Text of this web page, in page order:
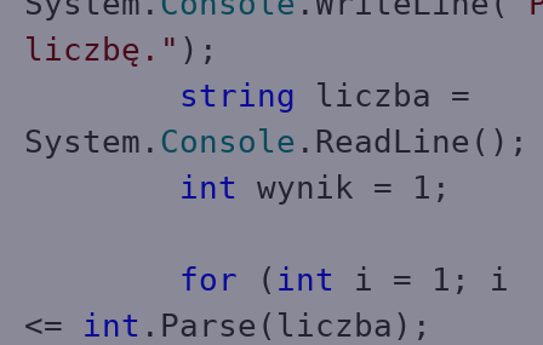
liczbę." );
string liczba =
System. Console .ReadLine();
int wynik = 1;
for ( int i = 1; i
<= int .Parse(liczba);